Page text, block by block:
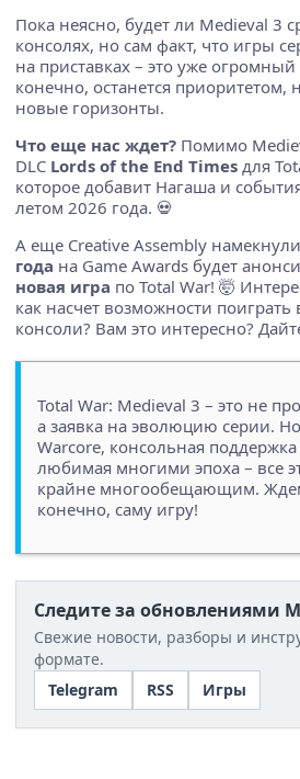
Пока неясно, будет ли Medieval 3
консолях, но сам факт, что игры
на приставках – это уже огромный
конечно, останется приоритетом,
новые горизонты.
Что еще нас ждет? Помимо
DLC Lords of the End Times для
которое добавит Нагаша и
летом 2026 года. 💀
А еще Creative Assembly
года на Game Awards будет
новая игра по Total War! 🤯
как насчет возможности поиграть
консоли? Вам это интересно?
Total War: Medieval 3 – это не
а заявка на эволюцию серии.
Warcore, консольная
любимая многими эпоха – все
крайне многообещающим.
конечно, саму игру!
Следите за обновлениями
Свежие новости, разборы и
формате.
Telegram
RSS Игры